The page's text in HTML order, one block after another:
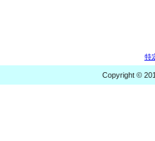
特
Copyright ©